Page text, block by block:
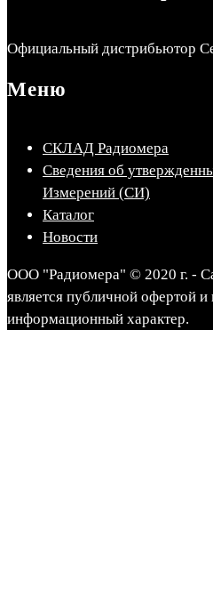
Официальный дистрибьютор
Меню
СКЛАД Радиомера
Сведения об
Измерений (СИ)
Каталог
Новости
ООО "Радиомера" © 2020 г. -
является публичной офертой
информационный характер.